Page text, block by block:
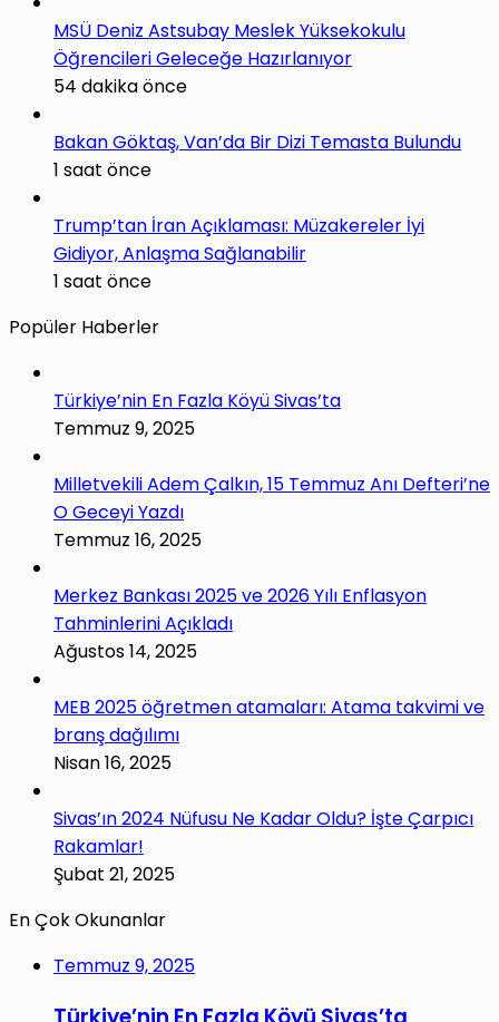
MSÜ Deniz Astsubay Meslek Yüksekokulu
Öğrencileri Geleceğe Hazırlanıyor
54 dakika önce
Bakan Göktaş, Van’da Bir Dizi Temasta Bulundu
1 saat önce
Trump’tan İran Açıklaması: Müzakereler İyi
Gidiyor, Anlaşma Sağlanabilir
1 saat önce
Popüler Haberler
Türkiye’nin En Fazla Köyü Sivas’ta
Temmuz 9, 2025
Milletvekili Adem Çalkın, 15 Temmuz Anı Defteri’ne
O Geceyi Yazdı
Temmuz 16, 2025
Merkez Bankası 2025 ve 2026 Yılı Enflasyon
Tahminlerini Açıkladı
Ağustos 14, 2025
MEB 2025 öğretmen atamaları: Atama takvimi ve
branş dağılımı
Nisan 16, 2025
Sivas’ın 2024 Nüfusu Ne Kadar Oldu? İşte Çarpıcı
Rakamlar!
Şubat 21, 2025
En Çok Okunanlar
Temmuz 9, 2025